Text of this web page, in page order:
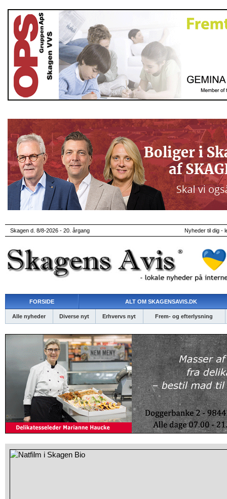
Skagen d. 8/8-2026 - 20. årgang Nyheder til dig -
FORSIDE ALT OM SKAGENSAVIS.DK
Alle nyheder Diverse nyt Erhvervs nyt Frem- og efterlysning